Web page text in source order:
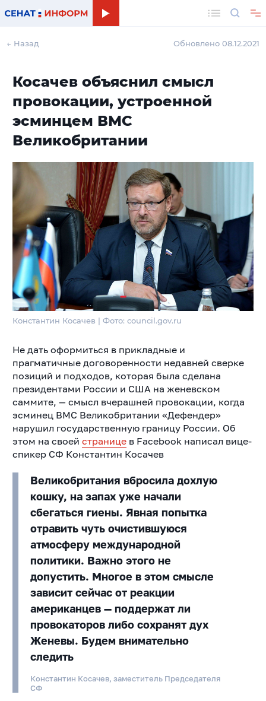
← Назад Обновлено 08.12.2021
Косачев объяснил смысл
провокации, устроенной
эсминцем ВМС
Великобритании
Константин Косачев | Фото: council.gov.ru
Не дать оформиться в прикладные и
прагматичные договоренности недавней сверке
позиций и подходов, которая была сделана
президентами России и США на женевском
саммите, — смысл вчерашней провокации, когда
эсминец ВМС Великобритании «Дефендер»
нарушил государственную границу России. Об
этом на своей страницев Facebook написал вице-
спикер СФ Константин Косачев
Великобритания вбросила дохлую
кошку, на запах уже начали
сбегаться гиены. Явная попытка
отравить чуть очистившуюся
атмосферу международной
политики. Важно этого не
допустить. Многое в этом смысле
зависит сейчас от реакции
американцев — поддержат ли
провокаторов либо сохранят дух
Женевы. Будем внимательно
следить
Константин Косачев, заместитель Председателя
СФ